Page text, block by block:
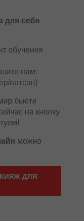
для себя
обучения
нам:
вотсап)
бьюти
на кнопку
можно
ДЛЯ